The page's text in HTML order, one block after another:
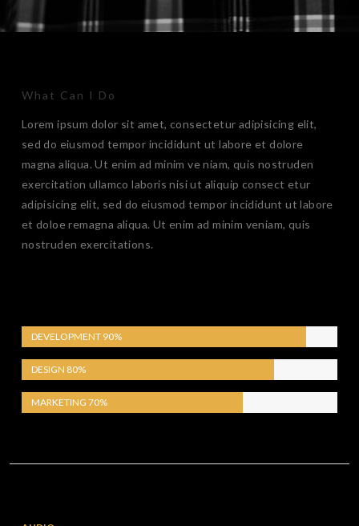
What Can I Do
Lorem ipsum dolor sit amet, consectetur adipisicing elit,
sed do eiusmod tempor incididunt ut labore et dolore
magna aliqua. Ut enim ad minim ve niam, quis nostruden
exercitation ullamco laboris nisi ut aliquip consect etur
adipisicing elit, sed do eiusmod tempor incididunt ut labore
et doloe remagna aliqua. Ut enim ad minim veniam, quis
nostruden exercitations.
DEVELOPMENT 90%
DESIGN 80%
MARKETING 70%